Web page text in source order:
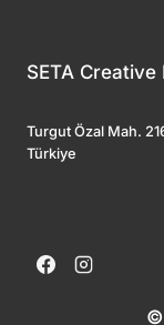
SETA Creative
Turgut Özal Mah.
Türkiye
©